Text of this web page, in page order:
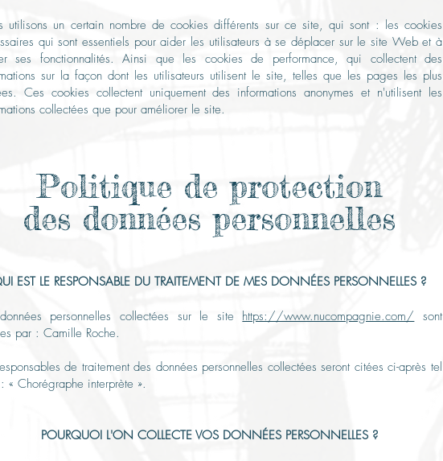
utilisons un certain nombre de cookies différents sur ce site, qui sont : les cookies
qui sont essentiels pour aider les utilisateurs à se déplacer sur le site Web et à
ses fonctionnalités. Ainsi que les cookies de performance, qui collectent des
sur la façon dont les utilisateurs utilisent le site, telles que les pages les plus
Ces cookies collectent uniquement des informations anonymes et n'utilisent les
collectées que pour améliorer le site.
Politique de protection
des données personnelles
EST LE RESPONSABLE DU TRAITEMENT DE MES DONNÉES PERSONNELLES ?
personnelles collectées sur le site https://www.nucompagnie.com/ sont
par : Camille Roche.
de traitement des données personnelles collectées seront citées ci-après tel
« Chorégraphe interprète ».
POURQUOI L'ON COLLECTE VOS DONNÉES PERSONNELLES ?